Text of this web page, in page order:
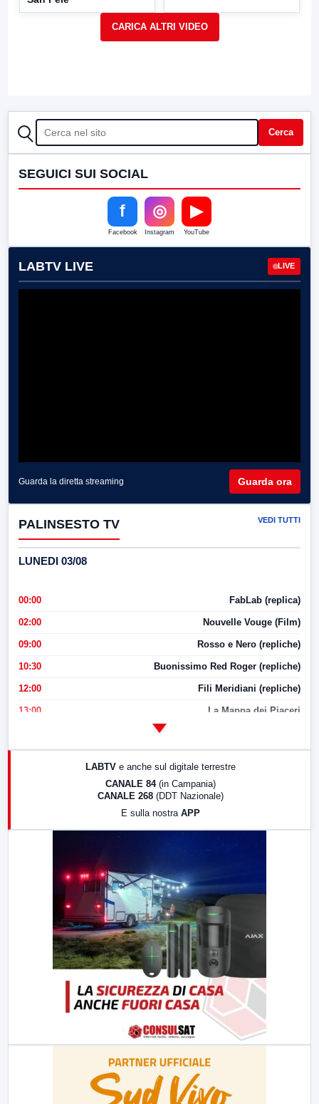
CERCA Cerca
SEGUICI SUI SOCIAL
f
Facebook
◎
Instagram
▶
YouTube
LABTV LIVE LIVE
Guarda la diretta streaming Guarda ora
PALINSESTO TV VEDI TUTTI
LUNEDI 03/08
00:00 FabLab (replica)
02:00 Nouvelle Vouge (Film)
09:00 Rosso e Nero (repliche)
10:30 Buonissimo Red Roger (repliche)
12:00 Fili Meridiani (repliche)
13:00 La Mappa dei Piaceri
17:00 LabNews (replica)
LABTV e anche sul digitale terrestre
CANALE 84 (in Campania)
CANALE 268 (DDT Nazionale)
E sulla nostra APP